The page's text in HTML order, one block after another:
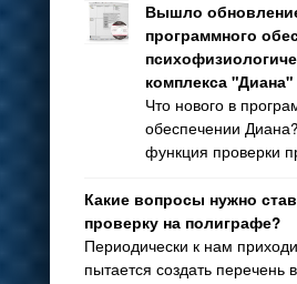
Вышло
программного
комплекса
Что нового в
обеспечении
функция проверки
Какие вопросы нужно
проверку на полиграфе?
Периодически к нам
пытается создать перечень